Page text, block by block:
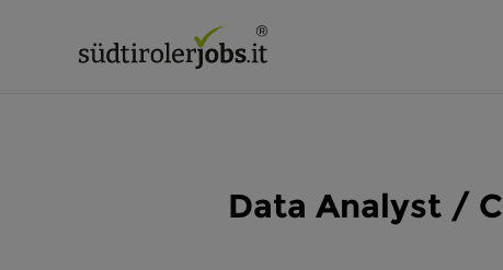
Data Analyst /